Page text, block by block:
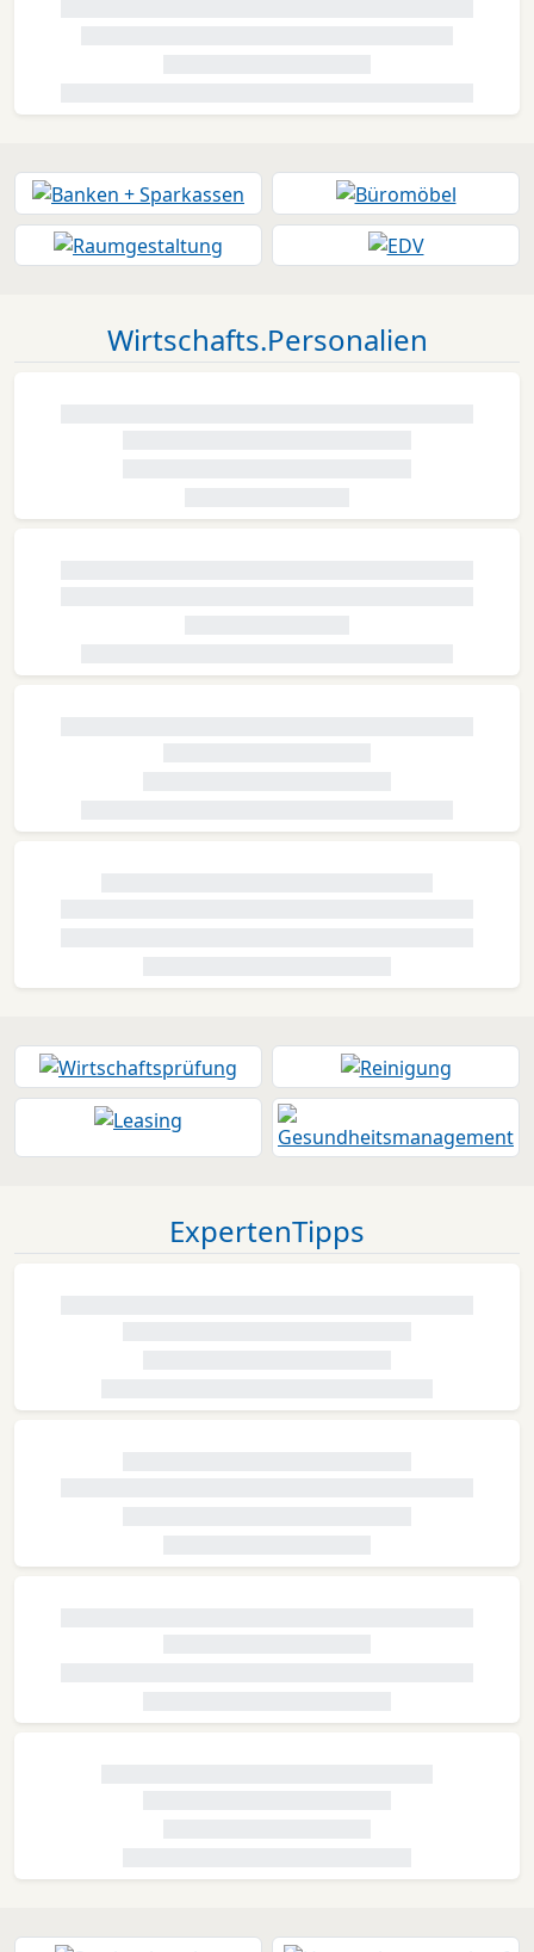
Wirtschafts.Personalien
ExpertenTipps